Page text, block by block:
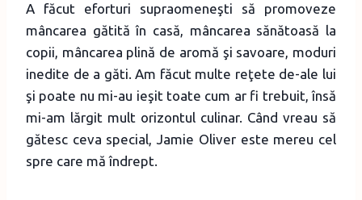
A făcut eforturi supraomeneşti să promoveze
mâncarea gătită în casă, mâncarea sănătoasă la
copii, mâncarea plină de aromă şi savoare, moduri
inedite de a găti. Am făcut multe reţete de-ale lui
şi poate nu mi-au ieşit toate cum ar fi trebuit, însă
mi-am lărgit mult orizontul culinar. Când vreau să
gătesc ceva special, Jamie Oliver este mereu cel
spre care mă îndrept.